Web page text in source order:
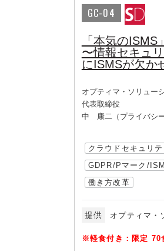
GC-04
「本気のISMS
〜情報セキュ
にISMSが欠か
オプティマ・ソリュー
代表取締役
中 康二（プライバシー
クラウドセキュリテ
GDPR/Pマーク/
働き方改革
提供 オプティマ・
※軽食付き：限定 70